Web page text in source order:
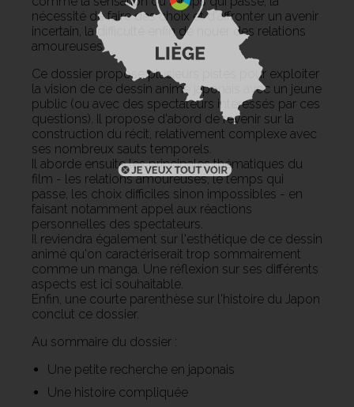
nécessité de faire des choix et d'affronter un avenir
incertain, la difficulté enfin de nouer des relations
amoureuses.
Ce dossier propose plusieurs pistes pour exploiter
la vision de ce dessin animé japonais avec un jeune
public (ou avec des spectateurs intéressés par ces
questions). Il propose d'abord de revenir sur la
construction du récit, relativement complexe avec
ses nombreux sauts temporels.
Il aborde ensuite les principales thématiques du
film - les relations amoureuses, le temps qui
passe, les choix difficiles sinon impossibles - en
faisant notamment appel aux réactions
personnelles des spectateurs.
Il reviendra également sur l'esthétique de ce dessin
animé qu'on caractériserait trop sommairement
comme un manga. Une réflexion sur ses différents
aspects est ici souhaitable.
Enfin, une courte parenthèse sur l'histoire du Japon
conclut ce dossier.
Au sommaire du dossier :
Une petite recherche en japonais
Une histoire compliquée